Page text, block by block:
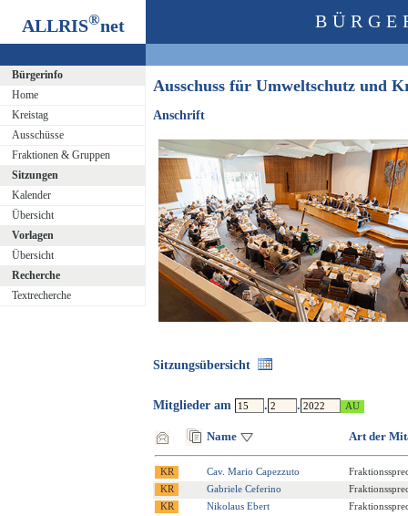
ALLRIS®net
Bürgerinfo
Home
Kreistag
Ausschüsse
Fraktionen & Gruppen
Sitzungen
Kalender
Übersicht
Vorlagen
Übersicht
Recherche
Textrecherche
Ausschuss für Umweltschutz und
Anschrift
Sitzungsübersicht
Mitglieder am . .
Name Art der
Cav. Mario Capezzuto
Gabriele Ceferino
Nikolaus Ebert